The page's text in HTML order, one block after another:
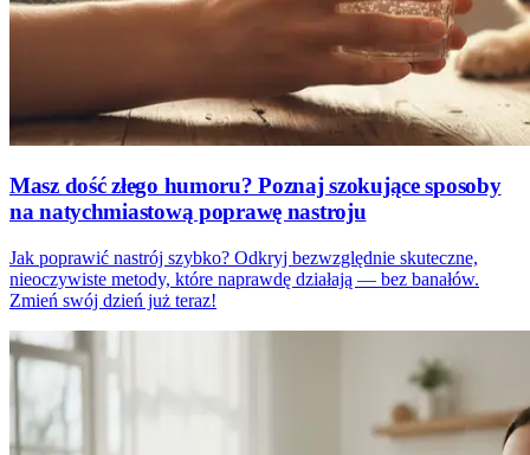
Masz dość złego humoru? Poznaj szokujące sposoby
na natychmiastową poprawę nastroju
Jak poprawić nastrój szybko? Odkryj bezwzględnie skuteczne,
nieoczywiste metody, które naprawdę działają — bez banałów.
Zmień swój dzień już teraz!